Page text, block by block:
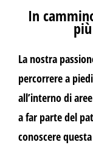
In
La nostra
percorrere a
all’interno di
a far parte del
conoscere